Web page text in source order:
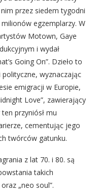
przez siedem tygodni
egzemplarzy. W
Motown, Gaye
i wydał
Going On”. Dzieło to
polityczne, wyznaczając
emigracji w Europie,
Love”, zawierający
przyniósł mu
cementując jego
twórców gatunku.
z lat 70. i 80. są
takich
„neo soul”.